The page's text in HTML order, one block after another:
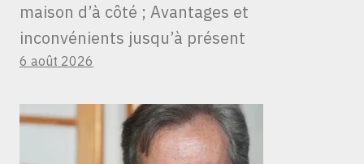
maison d’à côté ; Avantages et
inconvénients jusqu’à présent
6 août 2026